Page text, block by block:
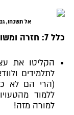
אל תשכחו,
כלל 7: חזרה ומשוב
הקליטו את
לתלמידים
(הרי הם לא
ללמוד
למורה מזה!